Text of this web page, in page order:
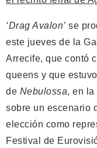
‘Drag Avalon’ se
este jueves de la
Arrecife, que contó
queens y que
de Nebulossa, en la
sobre un escenario
elección como
Festival de